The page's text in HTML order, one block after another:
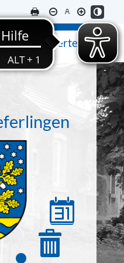
Sehenswertes